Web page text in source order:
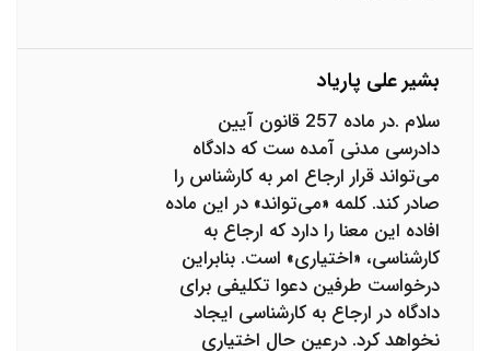
بشیر علی پاریاد
سلام .در ماده 257 قانون آیین
دادرسی مدنی آمده ست که دادگاه
می‌تواند قرار ارجاع امر به کارشناس را
صادر کند. کلمه «می‌تواند» در این ماده
افاده این معنا را دارد که ارجاع به
کارشناسی، «اختیاری» است. بنابراین
درخواست طرفین دعوا تکلیفی برای
دادگاه در ارجاع به کارشناسی ایجاد
نخواهد کرد. درعین حال اختیاری